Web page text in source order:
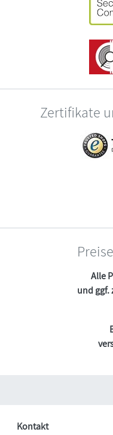
Zertifikate
Alle
und ggf.
Kontakt